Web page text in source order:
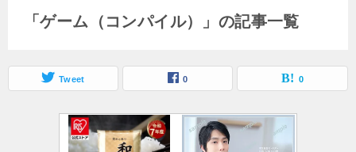
「ゲーム（コンパイル）」の記事一覧
Tweet 0 0